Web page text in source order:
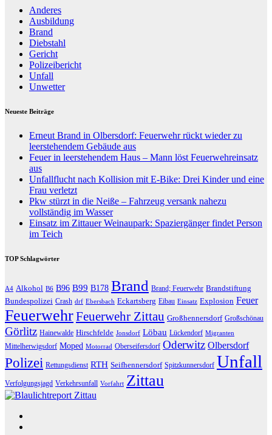
Anderes
Ausbildung
Brand
Diebstahl
Gericht
Polizeibericht
Unfall
Unwetter
Neueste Beiträge
Erneut Brand in Olbersdorf: Feuerwehr rückt wieder zu
leerstehendem Gebäude aus
Feuer in leerstehendem Haus – Mann löst Feuerwehreinsatz
aus
Unfallflucht nach Kollision mit E-Bike: Drei Kinder und eine
Frau verletzt
Pkw stürzt in die Neiße – Fahrzeug versank nahezu
vollständig im Wasser
Einsatz im Zittauer Weinaupark: Spaziergänger findet Person
im Teich
TOP Schlagwörter
A4 Alkohol B6 B96 B99 B178 Brand Brand; Feuerwehr Brandstiftung
Bundespolizei Crash drf Ebersbach Eckartsberg Eibau Einsatz Explosion Feuer
FeuerwehrFeuerwehr Zittau Großhennersdorf Großschönau
Görlitz Hainewalde Hirschfelde Jonsdorf Löbau Lückendorf Migranten
Mittelherwigsdorf Moped Motorrad Oberseifersdorf Oderwitz Olbersdorf
Polizei Rettungsdienst RTH Seifhennersdorf Spitzkunnersdorf Unfall
Verfolgungsjagd Verkehrsunfall Vorfahrt Zittau